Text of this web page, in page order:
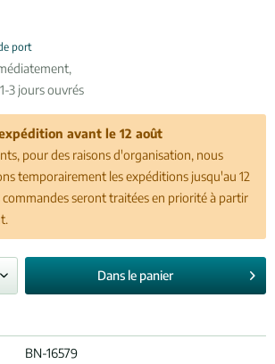
port
3 jours ouvrés
avant le 12 août
pour des raisons d'organisation, nous
temporairement les expéditions jusqu'au 12
commandes seront traitées en priorité à partir
Dans le panier
BN-16579